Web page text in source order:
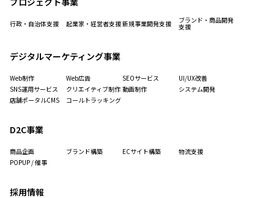
行政・自治体支援 起業家・経営者支援新規事業開発支援 ブランド・商品開発
支援
デジタルマーケティング事業
Web制作 Web広告 SEOサービス
UI/UX改善
SNS運用サービス
クリエイティブ制作 動画制作
システム開発
店舗ポータルCMS
コールトラッキング
D2C事業
商品企画 ブランド構築 ECサイト構築
物流支援
POPUP / 催事
採用情報